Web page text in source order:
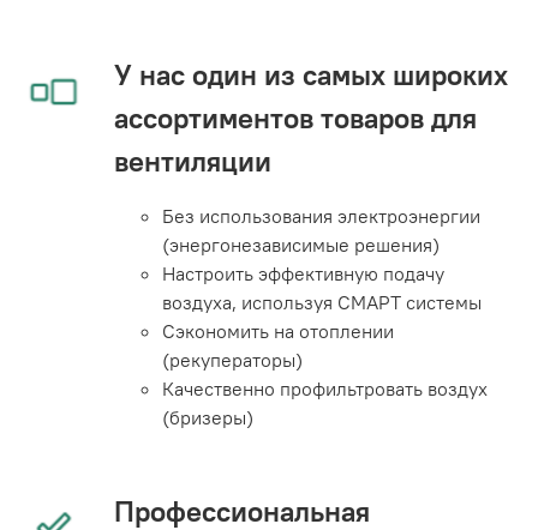
У нас один из самых широких
ассортиментов товаров для
вентиляции
Без использования электроэнергии
(энергонезависимые решения)
Настроить эффективную подачу
воздуха, используя СМАРТ системы
Сэкономить на отоплении
(рекуператоры)
Качественно профильтровать воздух
(бризеры)
Профессиональная